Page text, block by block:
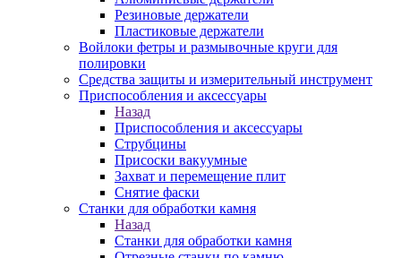
Резиновые держатели
Пластиковые держатели
Войлоки фетры и размывочные круги для
полировки
Средства защиты и измерительный инструмент
Приспособления и аксессуары
Назад
Приспособления и аксессуары
Струбцины
Присоски вакуумные
Захват и перемещение плит
Снятие фаски
Станки для обработки камня
Назад
Станки для обработки камня